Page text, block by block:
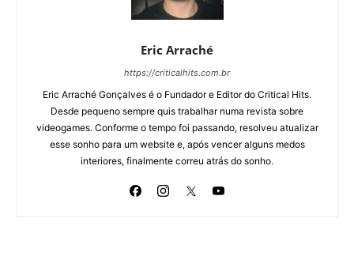
Eric Arraché
https://criticalhits.com.br
Eric Arraché Gonçalves é o Fundador e Editor do Critical Hits.
Desde pequeno sempre quis trabalhar numa revista sobre
videogames. Conforme o tempo foi passando, resolveu atualizar
esse sonho para um website e, após vencer alguns medos
interiores, finalmente correu atrás do sonho.